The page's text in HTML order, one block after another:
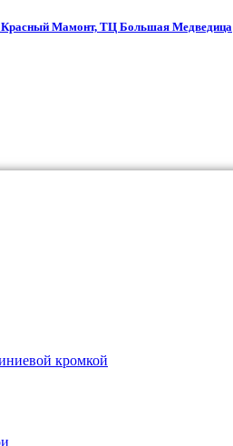
Мамонт, ТЦ Большая Медведица​
кромкой